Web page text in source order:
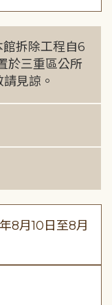
館拆除工程自6
於三重區公所
見諒。
8月10日至8月